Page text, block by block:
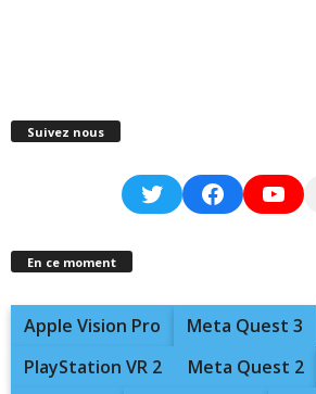
Suivez nous
TwitterFacebook
En ce moment
Apple Vision Pro
Meta Quest 3
PlayStation VR 2
Meta Quest 2